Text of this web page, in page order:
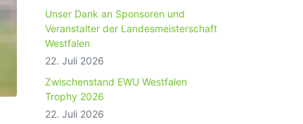
Unser Dank an Sponsoren und
Veranstalter der Landesmeisterschaft
Westfalen
22. Juli 2026
Zwischenstand EWU Westfalen
Trophy 2026
22. Juli 2026